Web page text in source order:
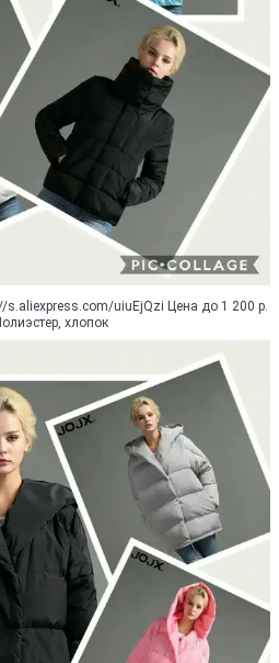
uiuEjQzi Цена до 1 200 р.
хлопок